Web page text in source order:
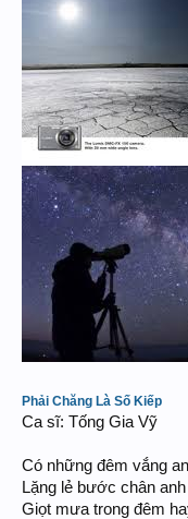
Phải Chăng Là Số Kiếp
Ca sĩ: Tống Gia Vỹ
Có những đêm vắng
Lặng lẻ bước chân
Giọt mưa trong đêm